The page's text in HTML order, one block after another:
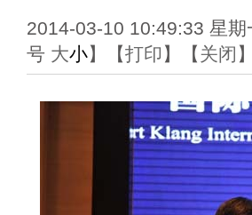
2014-03-10 10:49:33
号 大小】【打印 】【关闭 】